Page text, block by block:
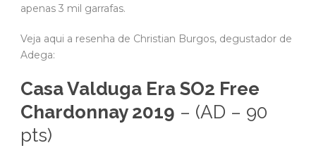
apenas 3 mil garrafas.
Veja aqui a resenha de Christian Burgos, degustador de
Adega:
Casa Valduga Era SO2 Free
Chardonnay 2019 – (AD – 90
pts)